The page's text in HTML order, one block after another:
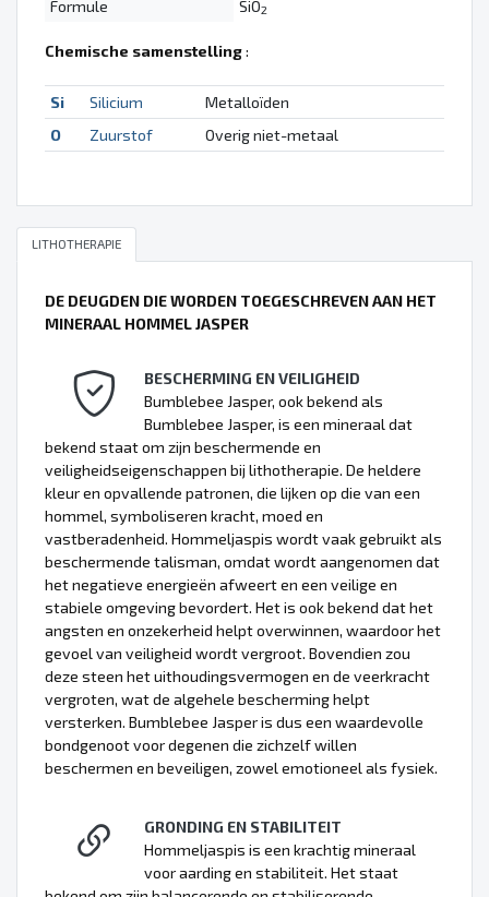
Formule
SiO2
Chemische samenstelling:
Si Silicium
Metalloïden
O
Zuurstof Overig niet-metaal
LITHOTHERAPIE
DE DEUGDEN DIE WORDEN TOEGESCHREVEN AAN HET
MINERAAL HOMMEL JASPER
BESCHERMING EN VEILIGHEID
Bumblebee Jasper, ook bekend als
Bumblebee Jasper, is een mineraal dat
bekend staat om zijn beschermende en
veiligheidseigenschappen bij lithotherapie. De heldere
kleur en opvallende patronen, die lijken op die van een
hommel, symboliseren kracht, moed en
vastberadenheid. Hommeljaspis wordt vaak gebruikt als
beschermende talisman, omdat wordt aangenomen dat
het negatieve energieën afweert en een veilige en
stabiele omgeving bevordert. Het is ook bekend dat het
angsten en onzekerheid helpt overwinnen, waardoor het
gevoel van veiligheid wordt vergroot. Bovendien zou
deze steen het uithoudingsvermogen en de veerkracht
vergroten, wat de algehele bescherming helpt
versterken. Bumblebee Jasper is dus een waardevolle
bondgenoot voor degenen die zichzelf willen
beschermen en beveiligen, zowel emotioneel als fysiek.
GRONDING EN STABILITEIT
Hommeljaspis is een krachtig mineraal
voor aarding en stabiliteit. Het staat